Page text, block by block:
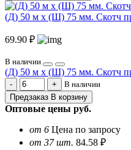
(Д) 50 м х (Ш) 75 мм. Скотч
69.90 ₽
В наличии
(Д) 50 м х (Ш) 75 мм. Скотч
В наличии
Предзаказ В корзину
Оптовые цены руб.
от 6 Цена по запросу
от 37 шт. 84.58 ₽